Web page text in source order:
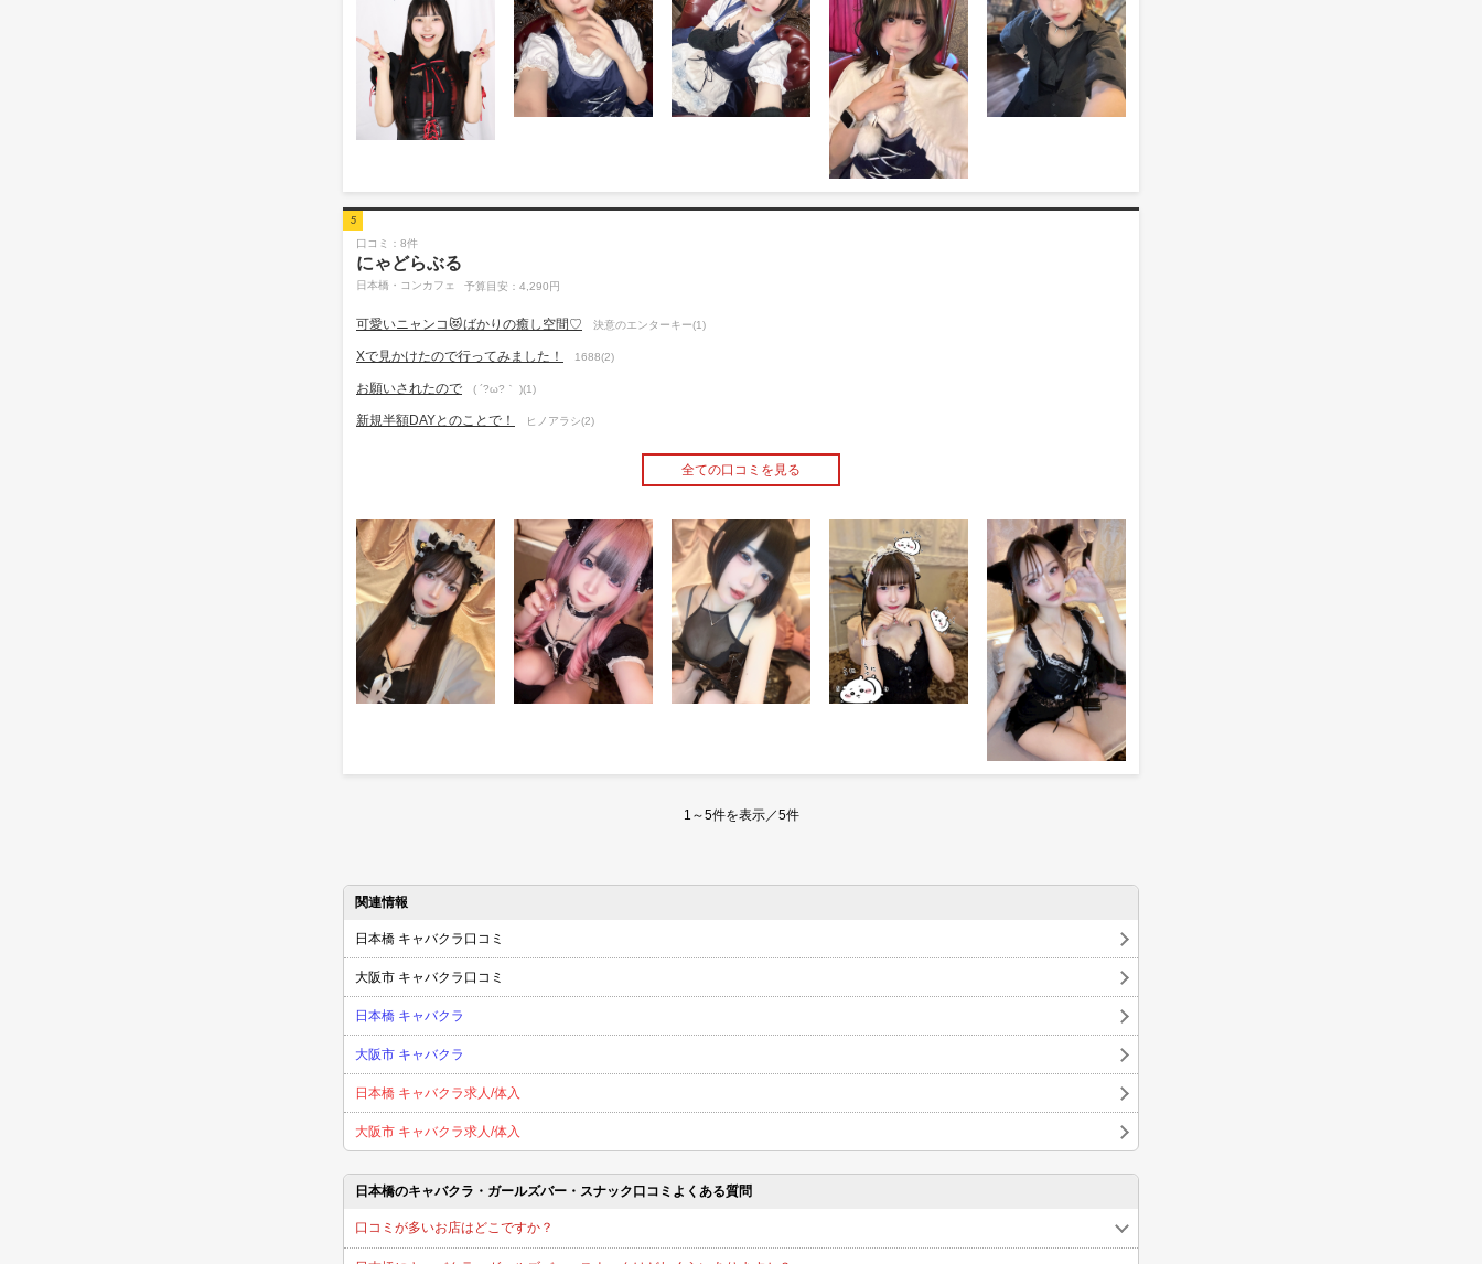
5
口コミ：8件
にゃどらぶる
日本橋・コンカフェ 予算目安：4,290円
可愛いニャンコ😻ばかりの癒し空間♡ 決意のエンターキー(1)
Xで見かけたので行ってみました！ 1688(2)
お願いされたので ( ´?ω?｀ )(1)
新規半額DAYとのことで！ ヒノアラシ(2)
全ての口コミを見る
1～5件を表示／5件
関連情報
日本橋 キャバクラ口コミ
大阪市 キャバクラ口コミ
日本橋 キャバクラ
大阪市 キャバクラ
日本橋 キャバクラ求人/体入
大阪市 キャバクラ求人/体入
日本橋のキャバクラ・ガールズバー・スナック口コミよくある質問
口コミが多いお店はどこですか？